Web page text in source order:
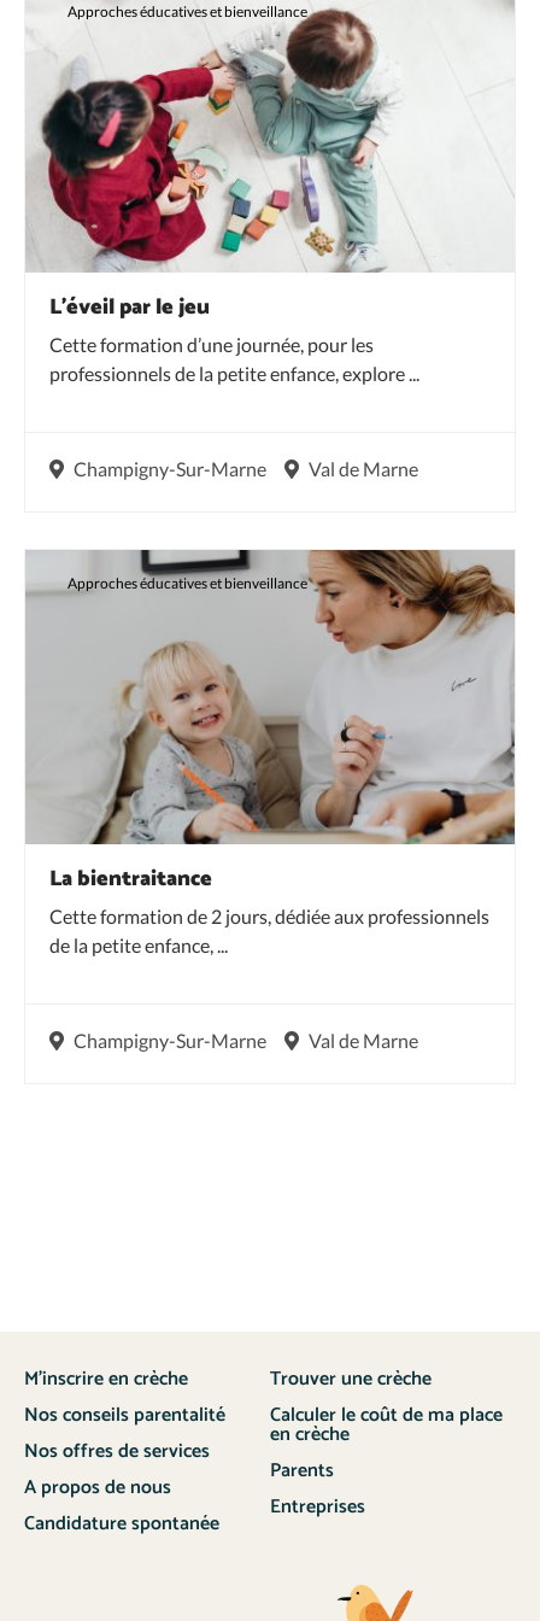
Approches éducatives et bienveillance
L’éveil par le jeu
Cette formation d’une journée, pour les
professionnels de la petite enfance, explore ...
Champigny-Sur-Marne Val de Marne
Approches éducatives et bienveillance
La bientraitance
Cette formation de 2 jours, dédiée aux professionnels
de la petite enfance, ...
Champigny-Sur-Marne Val de Marne
M’inscrire en crèche
Nos conseils parentalité
Nos offres de services
A propos de nous
Candidature spontanée
Trouver une crèche
Calculer le coût de ma place
en crèche
Parents
Entreprises